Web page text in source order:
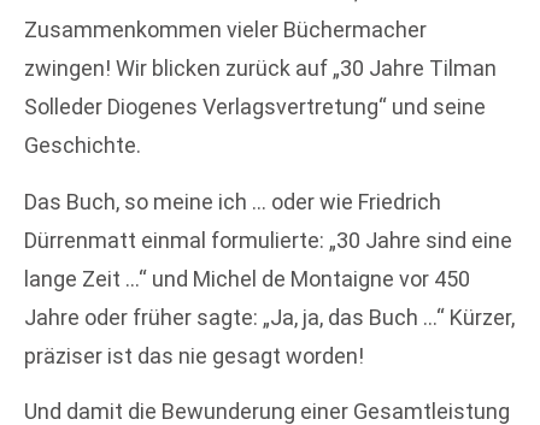
Zusammenkommen vieler Büchermacher
zwingen! Wir blicken zurück auf „30 Jahre Tilman
Solleder Diogenes Verlagsvertretung“ und seine
Geschichte.
Das Buch, so meine ich … oder wie Friedrich
Dürrenmatt einmal formulierte: „30 Jahre sind eine
lange Zeit …“ und Michel de Montaigne vor 450
Jahre oder früher sagte: „Ja, ja, das Buch …“ Kürzer,
präziser ist das nie gesagt worden!
Und damit die Bewunderung einer Gesamtleistung